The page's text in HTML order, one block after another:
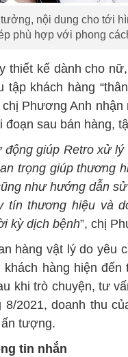
nội dung cho tới
phù hợp với phong
thiết kế dành cho
khách hàng
Phương Anh
sau bán hàng,
giúp Retro xử
trọng giúp thương
như hướng dẫn
tín thương hiệu và
kỳ dịch bệnh”, chị
hàng vật lý do yêu
hàng hiện đến
khi trò chuyện, tư
8/2021, doanh thu
tượng.
tin nhắn